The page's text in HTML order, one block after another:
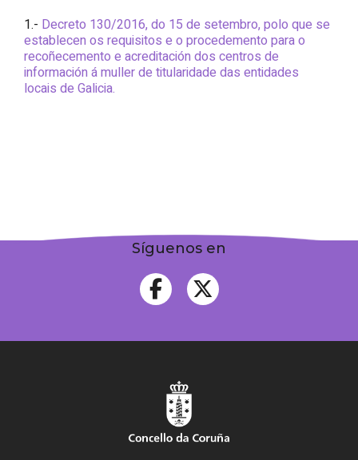
1.- Decreto 130/2016, do 15 de setembro, polo que se
establecen os requisitos e o procedemento para o
recoñecemento e acreditación dos centros de
información á muller de titularidade das entidades
locais de Galicia.
Síguenos en